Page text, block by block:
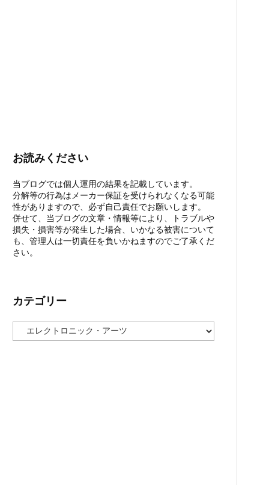
お読みください
当ブログでは個人運用の結果を記載しています。
分解等の行為はメーカー保証を受けられなくなる可能
性がありますので、必ず自己責任でお願いします。
併せて、当ブログの文章・情報等により、トラブルや
損失・損害等が発生した場合、いかなる被害について
も、管理人は一切責任を負いかねますのでご了承くだ
さい。
カテゴリー
テ